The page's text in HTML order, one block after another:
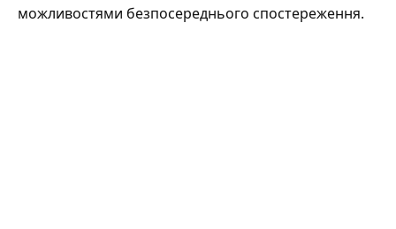
можливостями безпосереднього спостереження.